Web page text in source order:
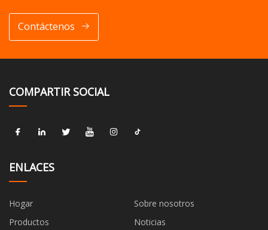
Contáctenos
COMPARTIR SOCIAL
ENLACES
Hogar
Sobre nosotros
Productos
Noticias